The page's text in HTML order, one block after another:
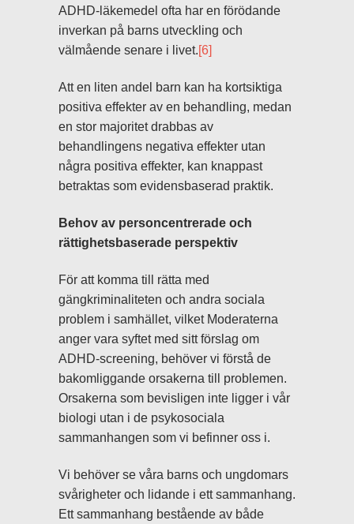
ADHD-läkemedel ofta har en förödande
inverkan på barns utveckling och
välmående senare i livet.[6]
Att en liten andel barn kan ha kortsiktiga
positiva effekter av en behandling, medan
en stor majoritet drabbas av
behandlingens negativa effekter utan
några positiva effekter, kan knappast
betraktas som evidensbaserad praktik.
Behov av personcentrerade och
rättighetsbaserade perspektiv
För att komma till rätta med
gängkriminaliteten och andra sociala
problem i samhället, vilket Moderaterna
anger vara syftet med sitt förslag om
ADHD-screening, behöver vi förstå de
bakomliggande orsakerna till problemen.
Orsakerna som bevisligen inte ligger i vår
biologi utan i de psykosociala
sammanhangen som vi befinner oss i.
Vi behöver se våra barns och ungdomars
svårigheter och lidande i ett sammanhang.
Ett sammanhang bestående av både